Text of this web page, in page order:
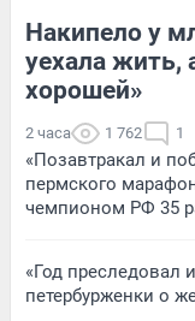
Накипело у
уехала жить,
хорошей»
2 часа 1 762 1
«Позавтракал и
пермского
чемпионом РФ 35
«Год преследовал
петербурженки о